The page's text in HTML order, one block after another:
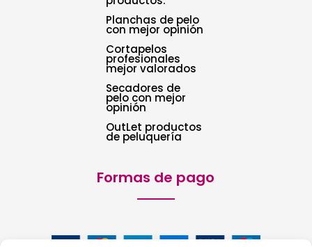
Planchas de pelo
con mejor opinión
Cortapelos
profesionales
mejor valorados
Secadores de
pelo con mejor
opinión
OutLet productos
de peluquería
Formas de pago